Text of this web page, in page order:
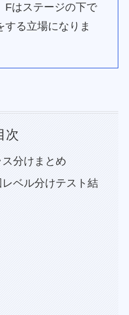
Fはステージの下で
する立場になりま
次
ス分けまとめ
レベル分けテスト結